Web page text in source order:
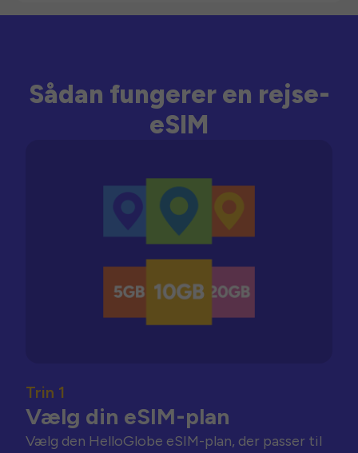
Sådan fungerer en rejse-
eSIM
Trin 1
Vælg din eSIM-plan
Vælg den HelloGlobe eSIM-plan, der passer til